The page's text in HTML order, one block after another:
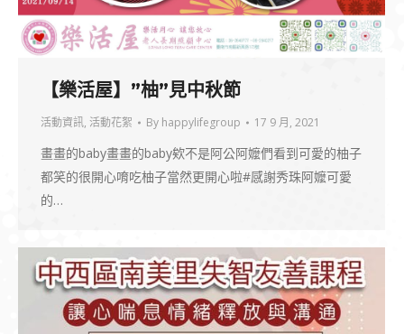
【樂活屋】”柚”見中秋節
活動資訊, 活動花絮 By happylifegroup 17 9 月, 2021
畫畫的baby畫畫的baby欸不是阿公阿嬤們看到可愛的柚子
都笑的很開心唷吃柚子當然更開心啦#感謝秀珠阿嬤可愛
的…